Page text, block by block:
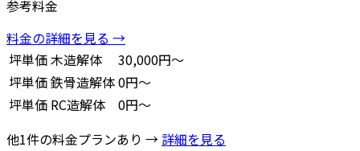
参考料金
料金の詳細を見る →
坪単価木造解体
30,000円～
坪単価鉄骨造解体0円～
坪単価 RC造解体
0円～
他1件の料金プランあり → 詳細を見る